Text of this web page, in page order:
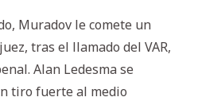
Muradov le comete un
tras el llamado del VAR,
Alan Ledesma se
tiro fuerte al medio